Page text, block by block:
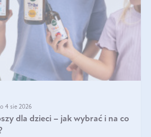
4 sie 2026
dla dzieci – jak wybrać i na co